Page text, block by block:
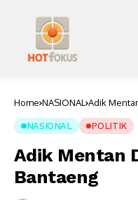
Home NASIONAL Adik
NASIONAL POLITIK
Adik Mentan
Bantaeng